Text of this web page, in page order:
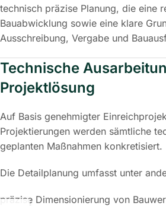
technisch präzise Planung, die eine
Bauabwicklung sowie eine klare
Ausschreibung, Vergabe und
Technische
Projektlösung
Auf Basis genehmigter
Projektierungen werden sämtliche
geplanten Maßnahmen konkretisiert.
Die Detailplanung umfasst unter
präzise Dimensionierung von